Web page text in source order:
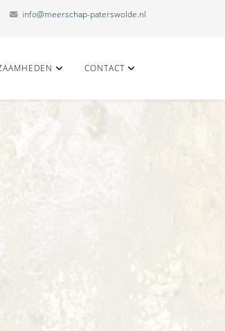
info@meerschap-paterswolde.nl
CONTACT